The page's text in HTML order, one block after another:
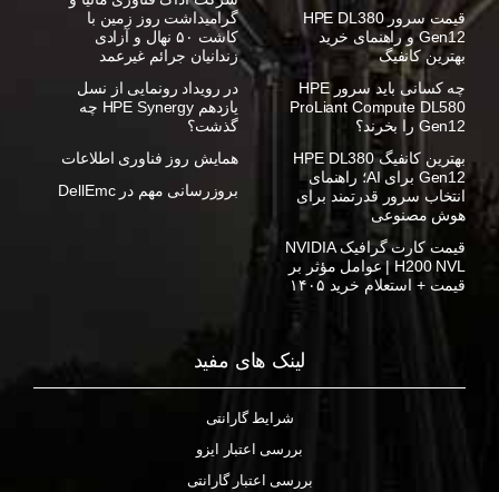
قیمت سرور HPE DL380
Gen12 و راهنمای خرید
بهترین کانفیگ
چه کسانی باید سرور HPE
ProLiant Compute DL580
Gen12 را بخرند؟
بهترین کانفیگ HPE DL380
Gen12 برای AI؛ راهنمای
انتخاب سرور قدرتمند برای
هوش مصنوعی
قیمت کارت گرافیک NVIDIA
H200 NVL | عوامل مؤثر بر
قیمت + استعلام خرید ۱۴۰۵
گرامیداشت روز زمین با
کاشت ۵۰ نهال و آزادی
زندانیان جرائم غیرعمد
در رویداد رونمایی از نسل
یازدهم HPE Synergy چه
گذشت؟
همایش روز فناوری اطلاعات
بروزرسانی مهم در DellEmc
لینک های مفید
شرایط گارانتی
بررسی اعتبار ایزو
بررسی اعتبار گارانتی